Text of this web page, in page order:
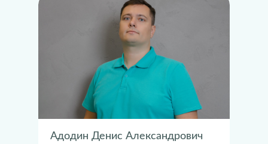
Адодин Денис Александрович